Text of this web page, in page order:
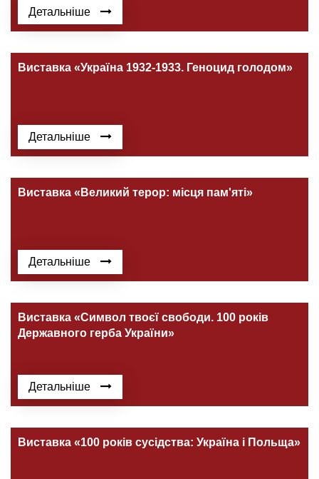
Детальніше
Виставка «Україна 1932-1933. Геноцид голодом»
Детальніше
Виставка «Великий терор: місця пам'яті»
Детальніше
Виставка «Символ твоєї свободи. 100 років
Державного герба України»
Детальніше
Виставка «100 років сусідства: Україна і Польща»